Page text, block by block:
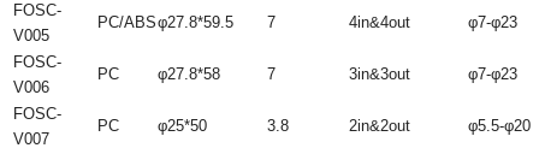
FOSC-
V005
PC/ABSφ27.8*59.5 7 4in&4out φ7-φ23
FOSC-
V006
PC φ27.8*58 7 3in&3out φ7-φ23
FOSC-
V007
PC φ25*50 3.8 2in&2out φ5.5-φ20